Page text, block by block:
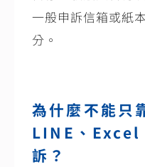
一般申訴信箱或紙
分。
為什麼不能只
LINE 、 Excel
訴？